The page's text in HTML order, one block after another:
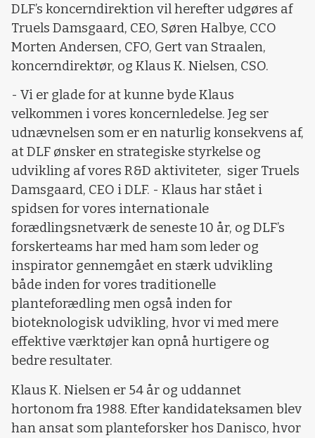
DLF’s koncerndirektion vil herefter udgøres af
Truels Damsgaard, CEO, Søren Halbye, CCO
Morten Andersen, CFO, Gert van Straalen,
koncerndirektør, og Klaus K. Nielsen, CSO.
- Vi er glade for at kunne byde Klaus
velkommen i vores koncernledelse. Jeg ser
udnævnelsen som er en naturlig konsekvens af,
at DLF ønsker en strategiske styrkelse og
udvikling af vores R&D aktiviteter, siger Truels
Damsgaard, CEO i DLF. - Klaus har stået i
spidsen for vores internationale
forædlingsnetværk de seneste 10 år, og DLF’s
forskerteams har med ham som leder og
inspirator gennemgået en stærk udvikling
både inden for vores traditionelle
planteforædling men også inden for
bioteknologisk udvikling, hvor vi med mere
effektive værktøjer kan opnå hurtigere og
bedre resultater.
Klaus K. Nielsen er 54 år og uddannet
hortonom fra 1988. Efter kandidateksamen blev
han ansat som planteforsker hos Danisco, hvor